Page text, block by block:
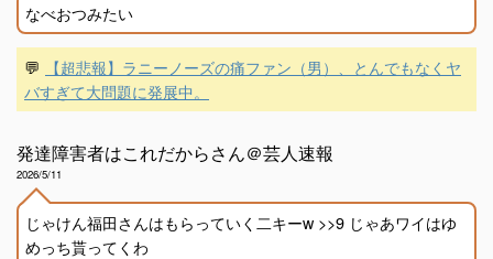
なべおつみたい
💬
【超悲報】ラニーノーズの痛ファン（男）、とんでもなくヤ
バすぎて大問題に発展中。
発達障害者はこれだからさん＠芸人速報
2026/5/11
じゃけん福田さんはもらっていく二キーw >>9 じゃあワイはゆ
めっち貰ってくわ